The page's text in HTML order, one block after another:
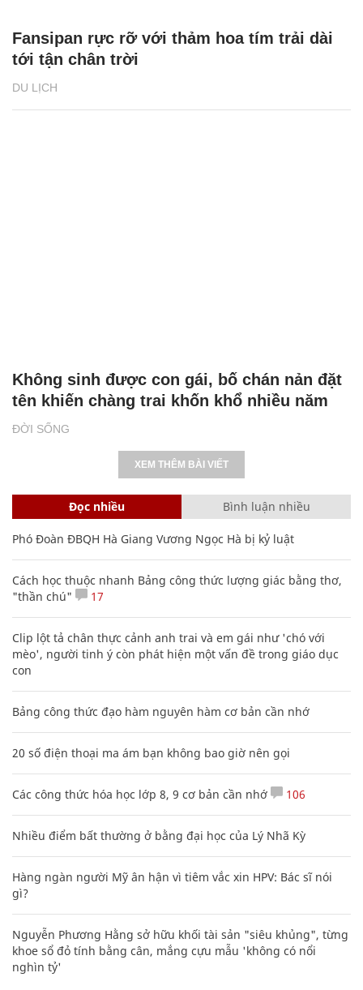
DU LỊCH
Fansipan rực rỡ với thảm hoa tím trải dài
tới tận chân trời
ĐỜI SỐNG
Không sinh được con gái, bố chán nản đặt
tên khiến chàng trai khốn khổ nhiều năm
XEM THÊM BÀI VIẾT
Đọc nhiều Bình luận nhiều
Phó Đoàn ĐBQH Hà Giang Vương Ngọc Hà bị kỷ luật
Cách học thuộc nhanh Bảng công thức lượng giác bằng thơ,
"thần chú"
17
Clip lột tả chân thực cảnh anh trai và em gái như 'chó với
mèo', người tinh ý còn phát hiện một vấn đề trong giáo dục
con
Bảng công thức đạo hàm nguyên hàm cơ bản cần nhớ
20 số điện thoại ma ám bạn không bao giờ nên gọi
Các công thức hóa học lớp 8, 9 cơ bản cần nhớ 106
Nhiều điểm bất thường ở bằng đại học của Lý Nhã Kỳ
Hàng ngàn người Mỹ ân hận vì tiêm vắc xin HPV: Bác sĩ nói
gì?
Nguyễn Phương Hằng sở hữu khối tài sản "siêu khủng", từng
khoe sổ đỏ tính bằng cân, mắng cựu mẫu 'không có nổi
nghìn tỷ'